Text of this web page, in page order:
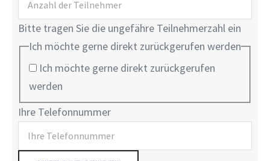
Bitte tragen Sie die ungefähre Teilnehmerzahl ein
Ich möchte gerne direkt zurückgerufen werden
Ich möchte gerne direkt zurückgerufen
werden
Ihre Telefonnummer